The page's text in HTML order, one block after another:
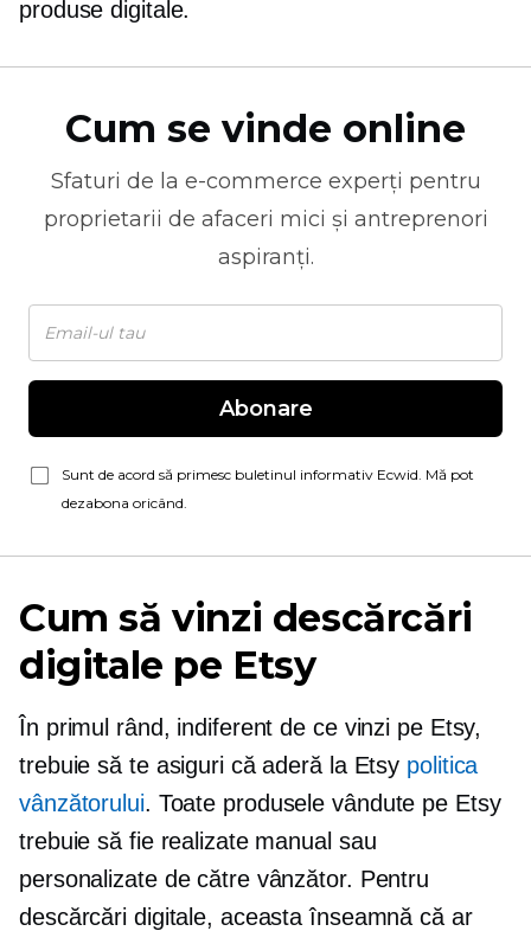
produse digitale.
Cum se vinde online
Sfaturi de la e-commerce experți pentru
proprietarii de afaceri mici și antreprenori
aspiranți.
Abonare
Sunt de acord să primesc buletinul informativ Ecwid. Mă pot
dezabona oricând.
Cum să vinzi descărcări
digitale pe Etsy
În primul rând, indiferent de ce vinzi pe Etsy,
trebuie să te asiguri că aderă la Etsy politica
vânzătorului. Toate produsele vândute pe Etsy
trebuie să fie realizate manual sau
personalizate de către vânzător. Pentru
descărcări digitale, aceasta înseamnă că ar